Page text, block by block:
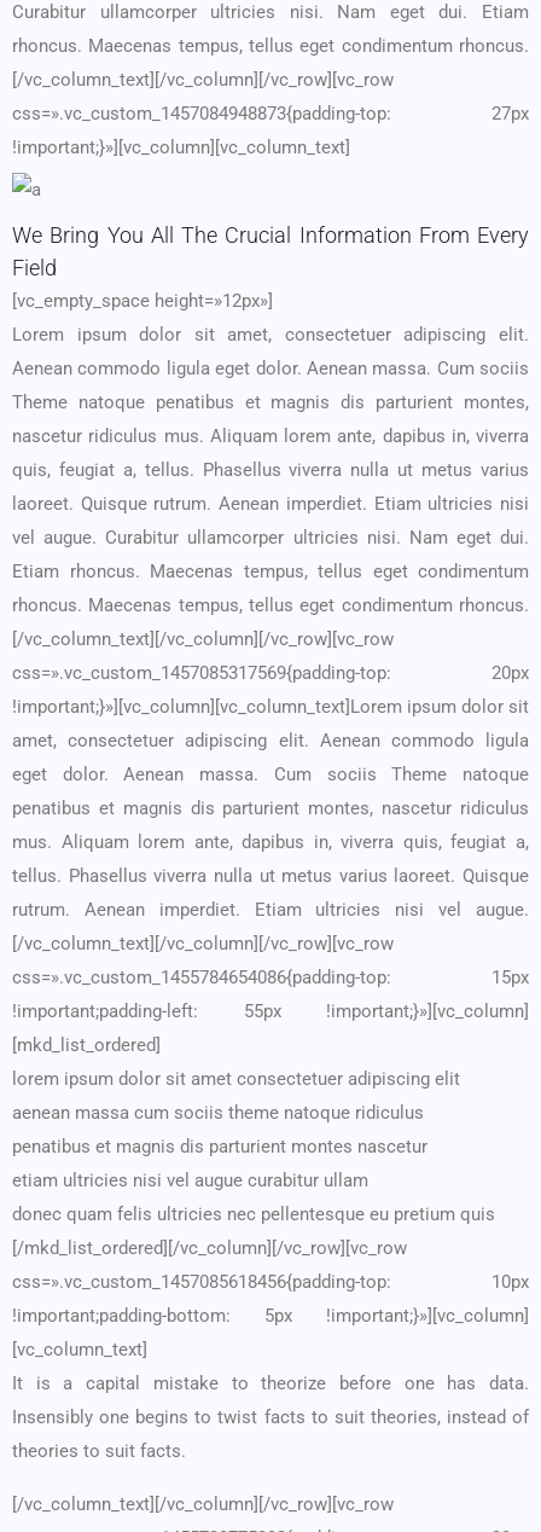
Curabitur ullamcorper ultricies nisi. Nam eget dui. Etiam
rhoncus. Maecenas tempus, tellus eget condimentum rhoncus.
[/vc_column_text][/vc_column][/vc_row][vc_row
css=».vc_custom_1457084948873{padding-top: 27px
!important;}»][vc_column][vc_column_text]
We Bring You All The Crucial Information From Every
Field
[vc_empty_space height=»12px»]
Lorem ipsum dolor sit amet, consectetuer adipiscing elit.
Aenean commodo ligula eget dolor. Aenean massa. Cum sociis
Theme natoque penatibus et magnis dis parturient montes,
nascetur ridiculus mus. Aliquam lorem ante, dapibus in, viverra
quis, feugiat a, tellus. Phasellus viverra nulla ut metus varius
laoreet. Quisque rutrum. Aenean imperdiet. Etiam ultricies nisi
vel augue. Curabitur ullamcorper ultricies nisi. Nam eget dui.
Etiam rhoncus. Maecenas tempus, tellus eget condimentum
rhoncus. Maecenas tempus, tellus eget condimentum rhoncus.
[/vc_column_text][/vc_column][/vc_row][vc_row
css=».vc_custom_1457085317569{padding-top: 20px
!important;}»][vc_column][vc_column_text]Lorem ipsum dolor sit
amet, consectetuer adipiscing elit. Aenean commodo ligula
eget dolor. Aenean massa. Cum sociis Theme natoque
penatibus et magnis dis parturient montes, nascetur ridiculus
mus. Aliquam lorem ante, dapibus in, viverra quis, feugiat a,
tellus. Phasellus viverra nulla ut metus varius laoreet. Quisque
rutrum. Aenean imperdiet. Etiam ultricies nisi vel augue.
[/vc_column_text][/vc_column][/vc_row][vc_row
css=».vc_custom_1455784654086{padding-top: 15px
!important;padding-left: 55px !important;}»][vc_column]
[mkd_list_ordered]
lorem ipsum dolor sit amet consectetuer adipiscing elit
aenean massa cum sociis theme natoque ridiculus
penatibus et magnis dis parturient montes nascetur
etiam ultricies nisi vel augue curabitur ullam
donec quam felis ultricies nec pellentesque eu pretium quis
[/mkd_list_ordered][/vc_column][/vc_row][vc_row
css=».vc_custom_1457085618456{padding-top: 10px
!important;padding-bottom: 5px !important;}»][vc_column]
[vc_column_text]
It is a capital mistake to theorize before one has data.
Insensibly one begins to twist facts to suit theories, instead of
theories to suit facts.
[/vc_column_text][/vc_column][/vc_row][vc_row